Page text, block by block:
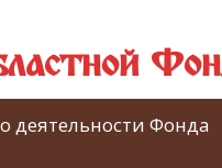
деятельности Фонда